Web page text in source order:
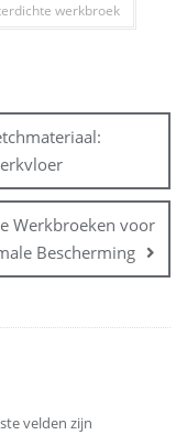
werkbroek
Werkbroeken voor
Bescherming
velden zijn